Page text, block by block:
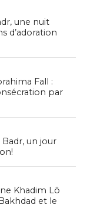
une nuit
d’adoration
Fall :
par
Badr, un jour
Khadim Lô
et le